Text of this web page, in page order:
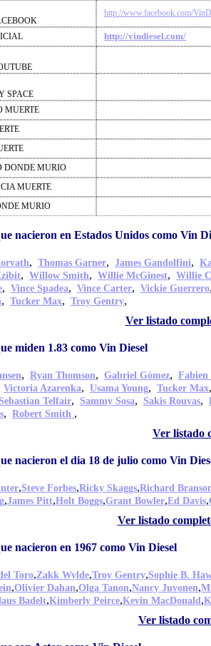
http://www.facebook.com/
http://vindiesel.com/
SPACE
MUERTE
DONDE MURIO
MUERTE
MURIO
nacieron en Estados Unidos como Vin
, Thomas Garner, James Gandolfini,
, Willow Smith, Willie McGinest, Willie
, Vince Spadea, Vince Carter, Vickie Guerrero
, Tucker Max, Troy Gentry,
Ver listado
miden 1.83 como Vin Diesel
, Ryan Thomson, Gabriel Gómez, Fabien
Victoria Azarenka, Usama Young, Tucker Max,
Telfair, Sammy Sosa, Sakis Rouvas,
, Robert Smith ,
Ver listado
nacieron el dia 18 de julio como Vin
,Steve Forbes,Ricky Skaggs,Richard
,James Pitt,Holt Boggs,Grant Bowler,Ed Davis,
Ver listado
nacieron en 1967 como Vin Diesel
Toro,Zakk Wylde,Troy Gentry,Sophie B.
,Olivier Dahan,Olga Tanon,Nancy Juvonen,
Badelt,Kimberly Peirce,Kevin MacDonald,
Ver listado